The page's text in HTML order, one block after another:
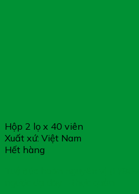
Hộp 2 lọ x 40 viên
Xuất xứ: Việt Nam
Hết hàng